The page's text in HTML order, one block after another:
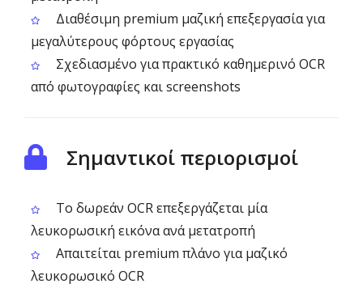
Διαθέσιμη premium μαζική επεξεργασία για
μεγαλύτερους φόρτους εργασίας
Σχεδιασμένο για πρακτικό καθημερινό OCR
από φωτογραφίες και screenshots
Σημαντικοί περιορισμοί
Το δωρεάν OCR επεξεργάζεται μία
λευκορωσική εικόνα ανά μετατροπή
Απαιτείται premium πλάνο για μαζικό
λευκορωσικό OCR